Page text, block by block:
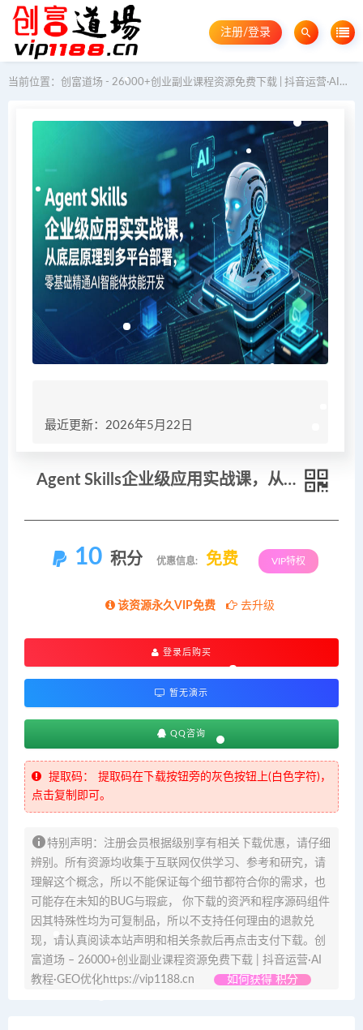
注册/登录
当前位置： 创富道场 - 26000+创业副业课程资源免费下载 | 抖音运营·AI教程·GEO优化
最近更新：2026年5月22日
Agent Skills企业级应用实战课，从底层原理到多平台部署，零基础精通AI智能体技能开发
10 积分 优惠信息: 免费 VIP特权
该资源永久VIP免费 去升级
登录后购买
暂无演示
QQ咨询
提取码：
提取码在下载按钮旁的灰色按钮上(白色字符)，
点击复制即可。
特别声明：注册会员根据级别享有相关下载优惠，请仔细
辨别。所有资源均收集于互联网仅供学习、参考和研究，请
理解这个概念，所以不能保证每个细节都符合你的需求，也
可能存在未知的BUG与瑕疵， 你下载的资源和程序源码组件
因其特殊性均为可复制品，所以不支持任何理由的退款兑
现，请认真阅读本站声明和相关条款后再点击支付下载。创
富道场 – 26000+创业副业课程资源免费下载 | 抖音运营·AI
教程·GEO优化https://vip1188.cn
如何获得 积分